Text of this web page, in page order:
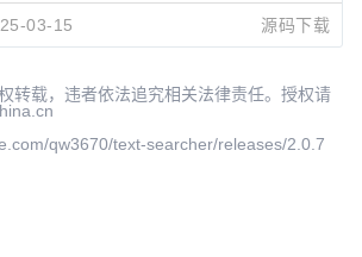
段无用的代码 2025-02-25 01:15
03-15 源码下载
转载，违者依法追究相关法律责任。授权请
qw3670/text-searcher/releases/2.0.7